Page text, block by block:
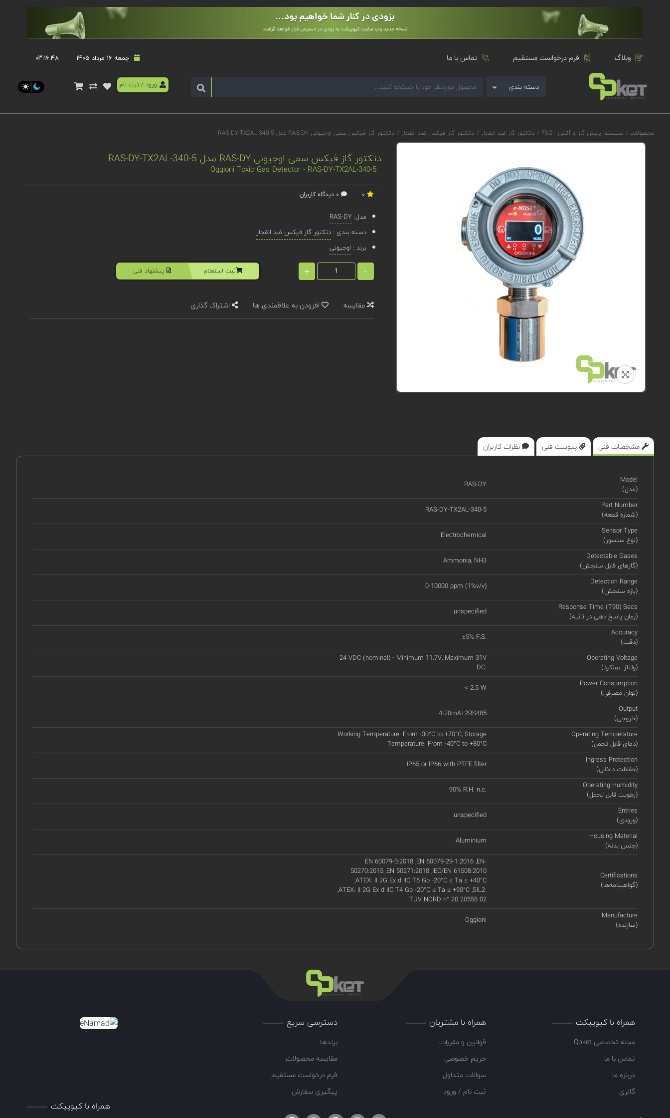
وبلاگ فرم درخواست مستقیم تماس با ما جمعه 16 مرداد 1405 ۰۳:۱۶:۴۸
دسته بندی ورود / ثبت نام
محصولات / سیستم پایش گاز و آتش - F&G / دتکتور گاز ضد انفجار / دتکتور گاز فیکس ضد انفجار / دتکتور گاز فیکس سمی اوجیونی RAS-DY مدل RAS-DY-TX2AL-340-5
دتکتور گاز فیکس سمی اوجیونی RAS-DY مدل RAS-DY-TX2AL-340-5
Oggioni Toxic Gas Detector - RAS-DY-TX2AL-340-5
مدل:RAS-DY
دسته بندی :دتکتور گاز فیکس ضد انفجار
برند : اوجیونی
-
+ ثبت استعلام پیشنهاد فنی
مقایسه افزودن به علاقمندی ها اشتراک گذاری
مشخصات فنی پیوست فنی نظرات کاربران
Model
(مدل)
RAS-DY
Part Number
(شماره قطعه)
RAS-DY-TX2AL-340-5
Sensor Type
(نوع سنسور)
Electrochemical
Detectable Gases
(گازهای قابل سنجش)
Ammonia, NH3
Detection Range
(بازه سنجش)
0-10000 ppm (1%v/v)
Response Time (T90) Secs
(زمان پاسخ دهی در ثانیه)
unspecified
Accuracy
(دقت)
±5% F.S.
Operating Voltage
(ولتاژ عملکرد)
24 VDC (nominal) - Minimum 11.7V, Maximum 31V
DC.
Power Consumption
(توان مصرفی)
< 2.5 W
Output
(خروجی)
4-20mA+2RS485
Operating Temperature
(دمای قابل تحمل)
Working Temperature: From -30°C to +70°C, Storage
Temperature: From -40°C to +80°C
Ingress Protection
(حفاظت داخلی)
IP65 or IP66 with PTFE filter
Operating Humidity
(رطوبت قابل تحمل)
90% R.H. n.c.
Entries
(ورودی)
unspecified
Housing Material
(جنس بدنه)
Aluminium
Certifications
(گواهینامه‌ها)
EN 60079-0:2018 ,EN 60079-29-1:2016 ,EN-
50270:2015 ,EN 50271:2018 ,IEC/EN 61508:2010
,ATEX: II 2G Ex d IIC T6 Gb -20°C ≤ Ta ≤ +40°C
,ATEX: II 2G Ex d IIC T4 Gb -20°C ≤ Ta ≤ +90°C ,SIL2:
TUV NORD n° 20 20558 02
Manufacture
(سازنده)
Oggioni
همراه با کیوپیکت
مجله تخصصی Qpket
تماس با ما
درباره ما
گالری
همراه با مشتریان
قوانین و مقررات
حریم خصوصی
سوالات متداول
ثبت نام / ورود
دسترسی سریع
برندها
مقایسه محصولات
فرم درخواست مستقیم
پیگیری سفارش
همراه با کیوپیکت